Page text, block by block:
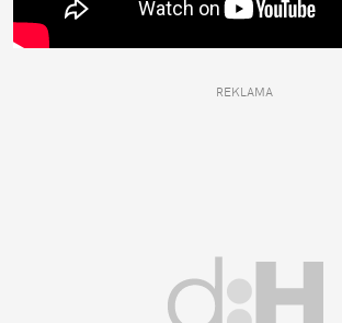
REKLAMA